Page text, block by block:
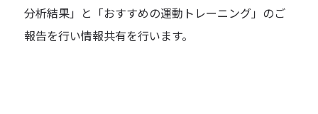
分析結果」と「おすすめの運動トレーニング」のご
報告を行い情報共有を行います。